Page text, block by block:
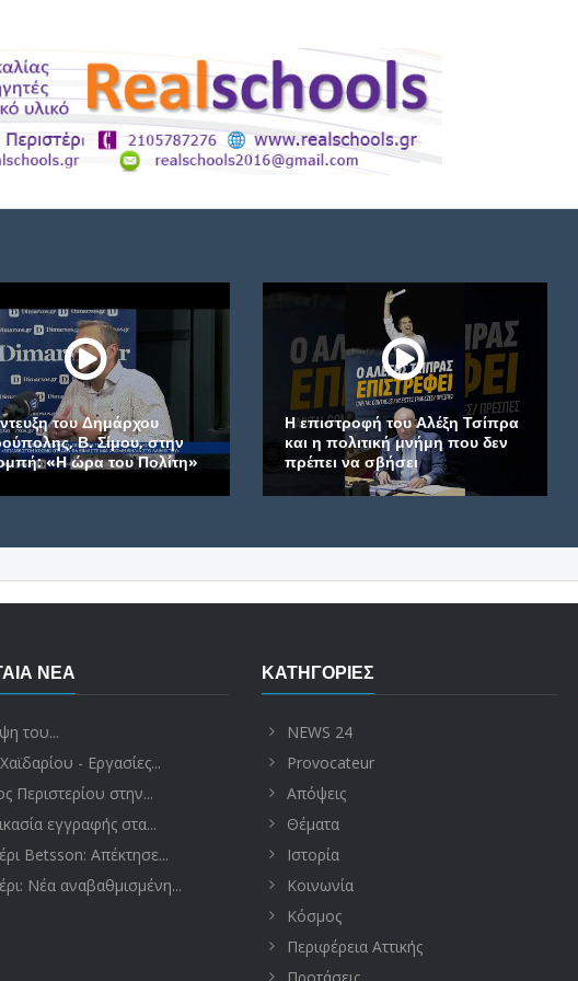
Η επιστροφή του Αλέξη Τσίπρα
και η πολιτική μνήμη που δεν
πρέπει να σβήσει
Μήνυμα Δημάρχου
Πετρούπολης ενόψει των
Πανελλαδικών Εξετάσεων 2026
ΝΈΑ
του...
- Εργασίες...
Περιστερίου στην...
εγγραφής στα...
Betsson: Απέκτησε...
Νέα αναβαθμισμένη...
ΚΑΤΗΓΟΡΊΕΣ
NEWS 24
Provocateur
Απόψεις
Θέματα
Ιστορία
Κοινωνία
Κόσμος
Περιφέρεια Αττικής